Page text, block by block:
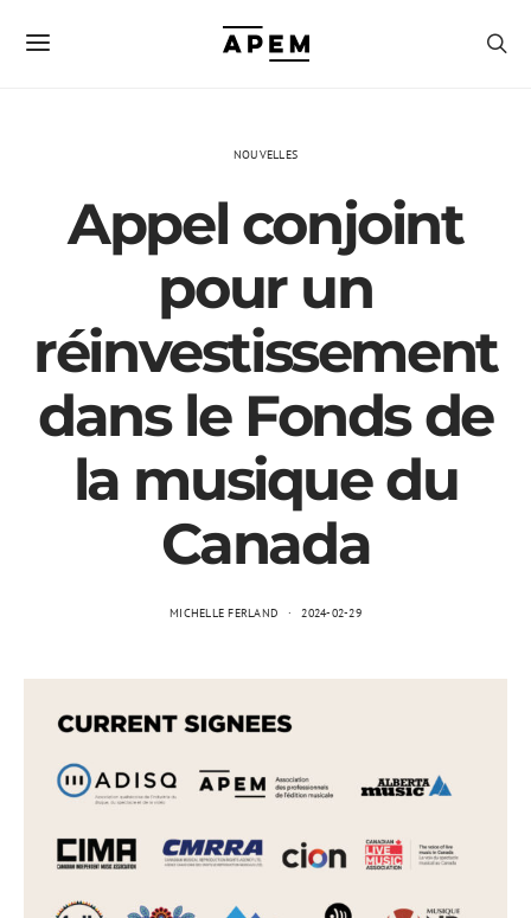
NOUVELLES
Appel conjoint
pour un
réinvestissement
dans le Fonds de
la musique du
Canada
MICHELLE FERLAND 2024-02-29